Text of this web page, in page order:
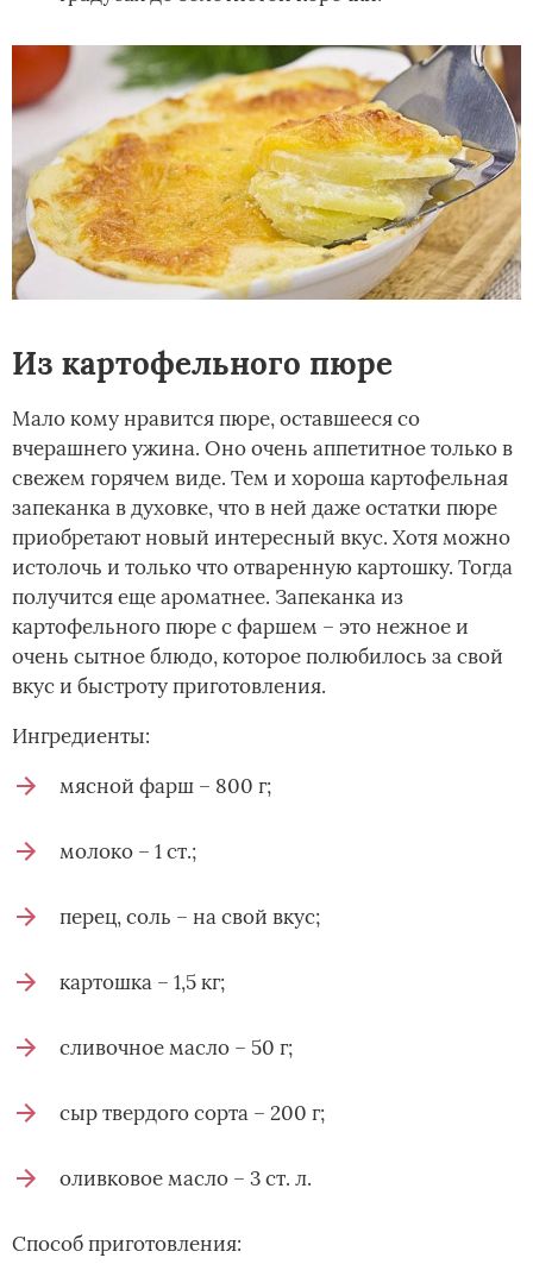
Из картофельного пюре
Мало кому нравится пюре, оставшееся со
вчерашнего ужина. Оно очень аппетитное только в
свежем горячем виде. Тем и хороша картофельная
запеканка в духовке, что в ней даже остатки пюре
приобретают новый интересный вкус. Хотя можно
истолочь и только что отваренную картошку. Тогда
получится еще ароматнее. Запеканка из
картофельного пюре с фаршем – это нежное и
очень сытное блюдо, которое полюбилось за свой
вкус и быстроту приготовления.
Ингредиенты:
мясной фарш – 800 г;
молоко – 1 ст.;
перец, соль – на свой вкус;
картошка – 1,5 кг;
сливочное масло – 50 г;
сыр твердого сорта – 200 г;
оливковое масло – 3 ст. л.
Способ приготовления: